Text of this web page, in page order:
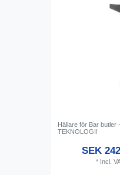
Hällare för Bar butler
TEKNOLOGI!
SEK
* Incl.